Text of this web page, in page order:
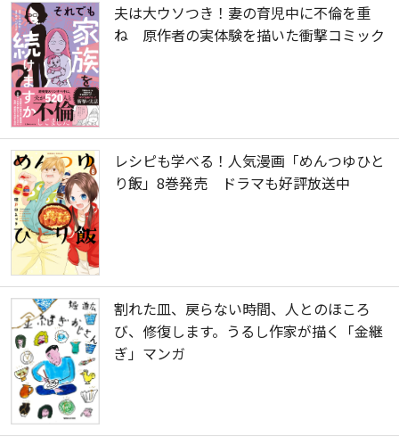
夫は大ウソつき！妻の育児中に不倫を重
ね 原作者の実体験を描いた衝撃コミック
レシピも学べる！人気漫画「めんつゆひと
り飯」8巻発売 ドラマも好評放送中
割れた皿、戻らない時間、人とのほころ
び、修復します。うるし作家が描く「金継
ぎ」マンガ